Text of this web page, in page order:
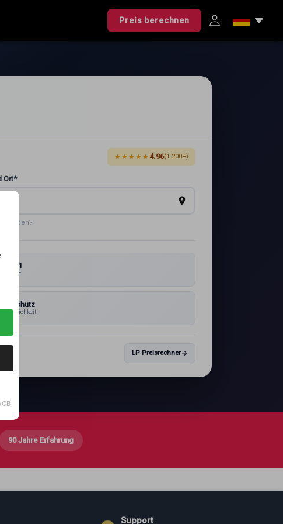
Preis berechnen
★★★★★ 4.96(1.200+)
Ort*
werden?
9001
Vertraulichkeit
LP Preisrechner
90 Jahre Erfahrung
Support